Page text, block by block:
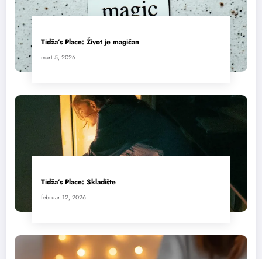
Tidža’s Place: Život je magičan
mart 5, 2026
Tidža’s Place: Skladište
februar 12, 2026